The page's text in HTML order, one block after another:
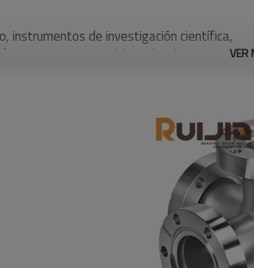
instrumentos de investigación científica,
estable y el trabajo
a prueba de golpes, como espuma o
reducir la vibración y el impacto
tamaño, prueba de rendimiento de
VER